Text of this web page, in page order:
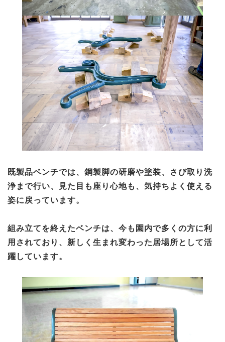
既製品ベンチでは、鋼製脚の研磨や塗装、さび取り洗
浄まで行い、見た目も座り心地も、気持ちよく使える
姿に戻っています。
組み立てを終えたベンチは、今も園内で多くの方に利
用されており、新しく生まれ変わった居場所として活
躍しています。